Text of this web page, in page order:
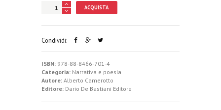
ACQUISTA
Condividi:
ISBN: 978-88-8466-701-4
Categoria: Narrativa e poesia
Autore: Alberto Camerotto
Editore: Dario De Bastiani Editore